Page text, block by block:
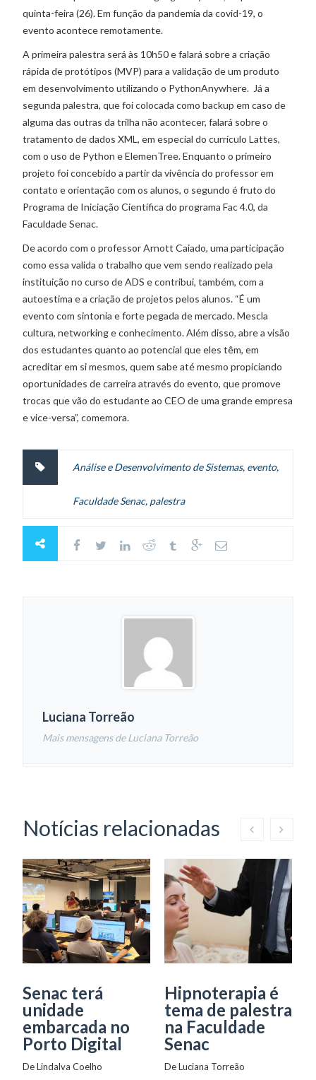
quinta-feira (26). Em função da pandemia da covid-19, o
evento acontece remotamente.
A primeira palestra será às 10h50 e falará sobre a criação
rápida de protótipos (MVP) para a validação de um produto
em desenvolvimento utilizando o PythonAnywhere. Já a
segunda palestra, que foi colocada como backup em caso de
alguma das outras da trilha não acontecer, falará sobre o
tratamento de dados XML, em especial do currículo Lattes,
com o uso de Python e ElemenTree. Enquanto o primeiro
projeto foi concebido a partir da vivência do professor em
contato e orientação com os alunos, o segundo é fruto do
Programa de Iniciação Científica do programa Fac 4.0, da
Faculdade Senac.
De acordo com o professor Arnott Caiado, uma participação
como essa valida o trabalho que vem sendo realizado pela
instituição no curso de ADS e contribui, também, com a
autoestima e a criação de projetos pelos alunos. “É um
evento com sintonia e forte pegada de mercado. Mescla
cultura, networking e conhecimento. Além disso, abre a visão
dos estudantes quanto ao potencial que eles têm, em
acreditar em si mesmos, quem sabe até mesmo propiciando
oportunidades de carreira através do evento, que promove
trocas que vão do estudante ao CEO de uma grande empresa
e vice-versa”, comemora.
Análise e Desenvolvimento de Sistemas, evento,
Faculdade Senac, palestra
Luciana Torreão
Mais mensagens de Luciana Torreão
Notícias relacionadas
Senac terá
unidade
embarcada no
Porto Digital
De Lindalva Coelho
Hipnoterapia é
tema de palestra
na Faculdade
Senac
De Luciana Torreão